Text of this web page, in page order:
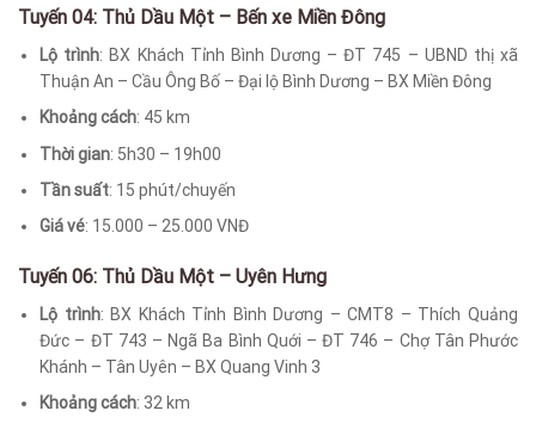
Tuyến 04: Thủ Dầu Một – Bến xe Miền Đông
Lộ trình: BX Khách Tỉnh Bình Dương – ĐT 745 – UBND thị xã
Thuận An – Cầu Ông Bố – Đại lộ Bình Dương – BX Miền Đông
Khoảng cách: 45 km
Thời gian: 5h30 – 19h00
Tần suất: 15 phút/chuyến
Giá vé: 15.000 – 25.000 VNĐ
Tuyến 06: Thủ Dầu Một – Uyên Hưng
Lộ trình: BX Khách Tỉnh Bình Dương – CMT8 – Thích Quảng
Đức – ĐT 743 – Ngã Ba Bình Quới – ĐT 746 – Chợ Tân Phước
Khánh – Tân Uyên – BX Quang Vinh 3
Khoảng cách: 32 km